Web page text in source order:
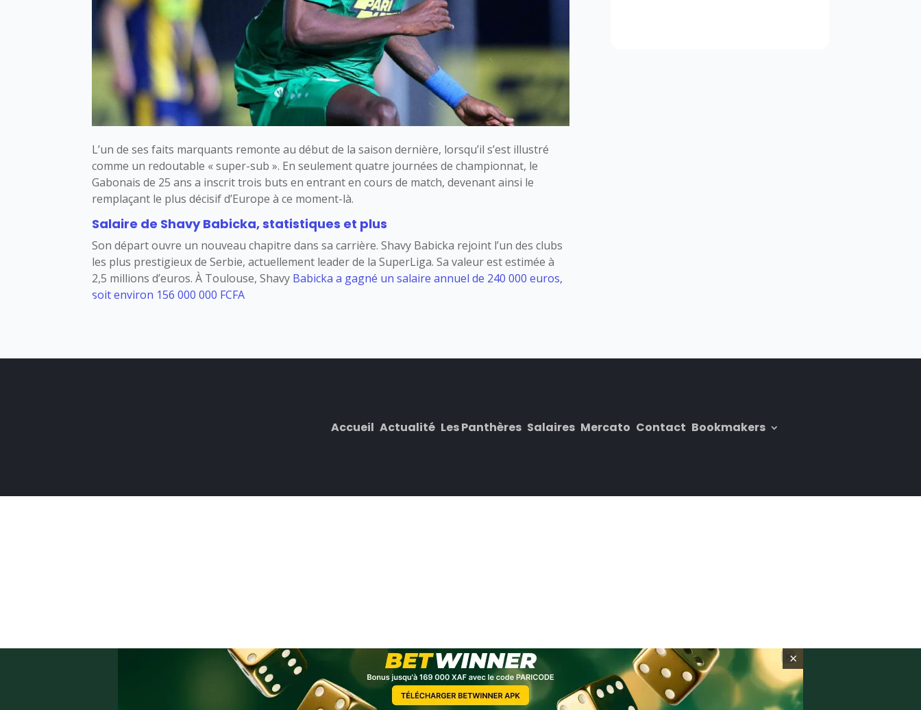
L’un de ses faits marquants remonte au début de la saison dernière, lorsqu’il s’est illustré
comme un redoutable « super-sub ». En seulement quatre journées de championnat, le
Gabonais de 25 ans a inscrit trois buts en entrant en cours de match, devenant ainsi le
remplaçant le plus décisif d’Europe à ce moment-là.
Salaire de Shavy Babicka, statistiques et plus
Son départ ouvre un nouveau chapitre dans sa carrière. Shavy Babicka rejoint l’un des clubs
les plus prestigieux de Serbie, actuellement leader de la SuperLiga. Sa valeur est estimée à
2,5 millions d’euros. À Toulouse, Shavy Babicka a gagné un salaire annuel de 240 000 euros,
soit environ 156 000 000 FCFA
Accueil Actualité Les Panthères Salaires Mercato Contact Bookmakers
×